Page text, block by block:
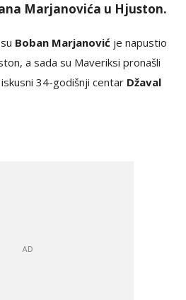
Marjanovića u Hjuston.
Boban Marjanović je napustio
a sada su Maveriksi pronašli
34-godišnji centar Džaval